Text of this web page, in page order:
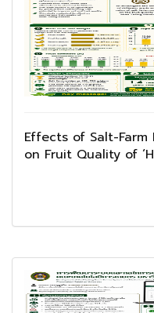
Effects of Salt-
on Fruit Quality of